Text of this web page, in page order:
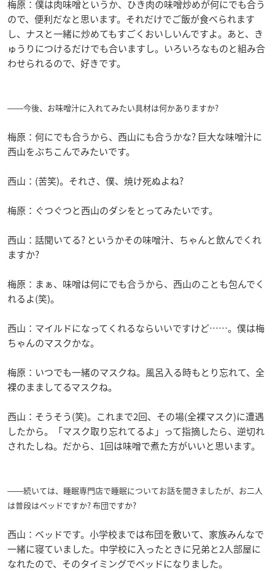
梅原：僕は肉味噌というか、ひき肉の味噌炒めが何にでも合う
ので、便利だなと思います。それだけでご飯が食べられます
し、ナスと一緒に炒めてもすごくおいしいんですよ。あと、き
ゅうりにつけるだけでも合いますし。いろいろなものと組み合
わせられるので、好きです。
――今後、お味噌汁に入れてみたい具材は何かありますか?
梅原：何にでも合うから、西山にも合うかな? 巨大な味噌汁に
西山をぶちこんでみたいです。
西山：(苦笑)。それさ、僕、焼け死ぬよね?
梅原：ぐつぐつと西山のダシをとってみたいです。
西山：話聞いてる? というかその味噌汁、ちゃんと飲んでくれ
ますか?
梅原：まぁ、味噌は何にでも合うから、西山のことも包んでく
れるよ(笑)。
西山：マイルドになってくれるならいいですけど……。僕は梅
ちゃんのマスクかな。
梅原：いつでも一緒のマスクね。風呂入る時もとり忘れて、全
裸のまましてるマスクね。
西山：そうそう(笑)。これまで2回、その場(全裸マスク)に遭遇
したから。「マスク取り忘れてるよ」って指摘したら、逆切れ
されたしね。だから、1回は味噌で煮た方がいいと思います。
――続いては、睡眠専門店で睡眠についてお話を聞きましたが、お二人
は普段はベッドですか? 布団ですか?
西山：ベッドです。小学校までは布団を敷いて、家族みんなで
一緒に寝ていました。中学校に入ったときに兄弟と2人部屋に
なれたので、そのタイミングでベッドになりました。